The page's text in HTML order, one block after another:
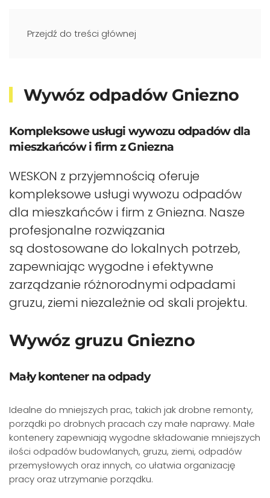
Przejdź do treści głównej
Wywóz odpadów Gniezno
Kompleksowe usługi wywozu odpadów dla
mieszkańców i firm z Gniezna
WESKON z przyjemnością oferuje
kompleksowe usługi wywozu odpadów
dla mieszkańców i firm z Gniezna. Nasze
profesjonalne rozwiązania
są dostosowane do lokalnych potrzeb,
zapewniając wygodne i efektywne
zarządzanie różnorodnymi odpadami
gruzu, ziemi niezależnie od skali projektu.
Wywóz gruzu Gniezno
Mały kontener na odpady
Idealne do mniejszych prac, takich jak drobne remonty,
porządki po drobnych pracach czy małe naprawy. Małe
kontenery zapewniają wygodne składowanie mniejszych
ilości odpadów budowlanych, gruzu, ziemi, odpadów
przemysłowych oraz innych, co ułatwia organizację
pracy oraz utrzymanie porządku.